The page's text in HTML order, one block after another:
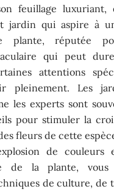
feuillage luxuriant,
jardin qui aspire à
plante, réputée
qui peut
attentions
pleinement. Les
les experts sont
pour stimuler la
fleurs de cette
de couleurs
de la plante, vous
de culture, de